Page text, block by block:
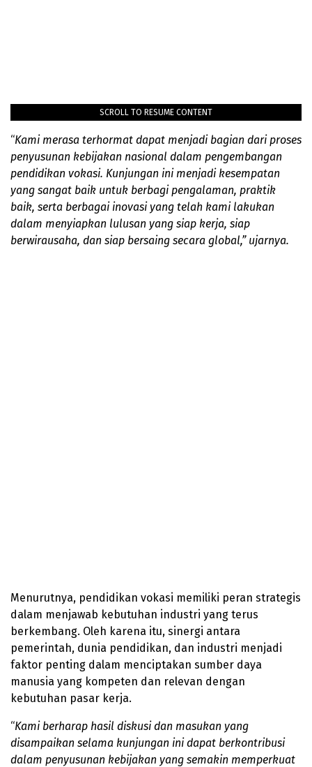
SCROLL TO RESUME CONTENT
“Kami merasa terhormat dapat menjadi bagian dari proses
penyusunan kebijakan nasional dalam pengembangan
pendidikan vokasi. Kunjungan ini menjadi kesempatan
yang sangat baik untuk berbagi pengalaman, praktik
baik, serta berbagai inovasi yang telah kami lakukan
dalam menyiapkan lulusan yang siap kerja, siap
berwirausaha, dan siap bersaing secara global,” ujarnya.
Menurutnya, pendidikan vokasi memiliki peran strategis
dalam menjawab kebutuhan industri yang terus
berkembang. Oleh karena itu, sinergi antara
pemerintah, dunia pendidikan, dan industri menjadi
faktor penting dalam menciptakan sumber daya
manusia yang kompeten dan relevan dengan
kebutuhan pasar kerja.
“Kami berharap hasil diskusi dan masukan yang
disampaikan selama kunjungan ini dapat berkontribusi
dalam penyusunan kebijakan yang semakin memperkuat